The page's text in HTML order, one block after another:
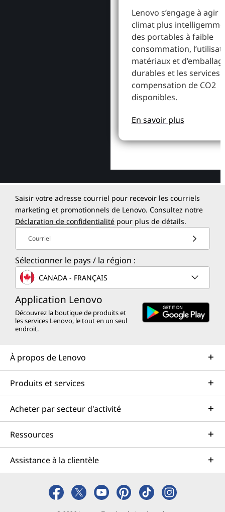
Lenovo s’engage à agir
climat plus
des portables à faible
consommation,
matériaux et
durables et les services
compensation de CO2
disponibles.
En savoir plus
Saisir votre adresse courriel pour recevoir les courriels
marketing et promotionnels de Lenovo. Consultez notre
Déclaration de confidentialité pour plus de détails.
Courriel
Sélectionner le pays / la région :
CANADA - FRANÇAIS
Application Lenovo
Découvrez la boutique de produits et
les services Lenovo, le tout en un seul
endroit.
À propos de Lenovo
Produits et services
Acheter par secteur d'activité
Ressources
Assistance à la clientèle